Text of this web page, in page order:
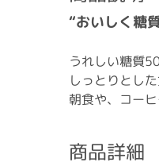
“おいしく糖
うれしい糖質
しっとりとし
朝食や、コー
商品詳細